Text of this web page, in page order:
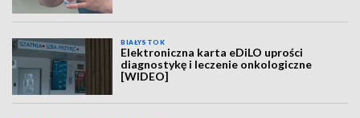
BIAŁYSTOK
Elektroniczna karta eDiLO uprości
diagnostykę i leczenie onkologiczne
[WIDEO]